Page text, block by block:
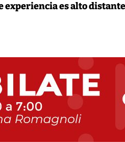
es alto